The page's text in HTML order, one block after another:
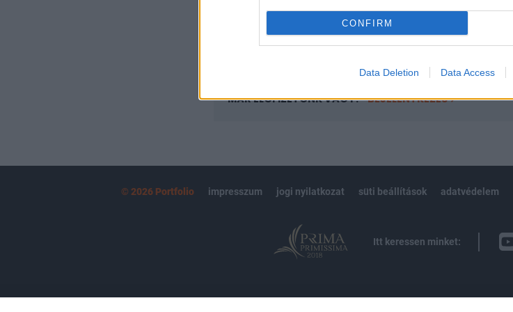
CONFIRM
Data Deletion Data Access
kötéslistái
Előfizetés
MÁR ELŐFIZETŐNK VAGY? BEJELENTKEZÉS
© 2026 Portfolio impresszum jogi nyilatkozat süti beállítások adatvédelem
Itt keressen minket: